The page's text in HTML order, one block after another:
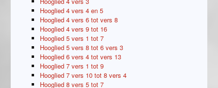
Hooglied 4 vers 4 en 5
Hooglied 4 vers 6 tot vers 8
Hooglied 4 vers 9 tot 16
Hooglied 5 vers 1 tot 7
Hooglied 5 vers 8 tot 6 vers 3
Hooglied 6 vers 4 tot vers 13
Hooglied 7 vers 1 tot 9
Hooglied 7 vers 10 tot 8 vers 4
Hooglied 8 vers 5 tot 7